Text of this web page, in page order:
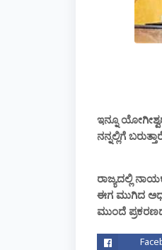
ಇನ್ನೂ
ನನ್ನಲ್ಲಿಗೆ
ರಾಜ್ಯದಲ್ಲಿ
ಈಗ ಮುಗಿದ
ಮುಂದೆ